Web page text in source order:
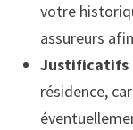
votre
assureurs
Justificatifs
résidence,